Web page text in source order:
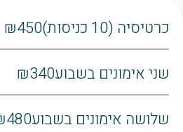
כרטיסיה (10 כניסות) ₪450
שני אימונים בשבוע₪340
שלושה אימונים בשבוע